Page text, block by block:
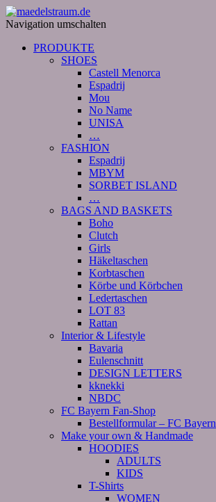
Navigation umschalten
PRODUKTE
SHOES
Castell Menorca
Espadrij
Mou
No Name
UNISA
…
FASHION
Espadrij
MBYM
SORBET ISLAND
…
BAGS AND BASKETS
Boho
Clutch
Girls
Häkeltaschen
Korbtaschen
Körbe und Körbchen
Ledertaschen
LOT 83
Rattan
Interior & Lifestyle
Bavaria
Eulenschnitt
DESIGN LETTERS
kknekki
NBDC
FC Bayern Fan-Shop
Bestellformular – FC Bayern
Make your own & Handmade
HOODIES
ADULTS
KIDS
T-Shirts
WOMEN